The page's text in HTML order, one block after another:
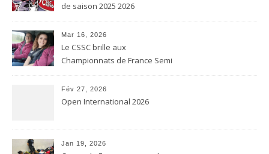
de saison 2025 2026
Mar 16, 2026
Le CSSC brille aux
Championnats de France Semi
Fév 27, 2026
Open International 2026
Jan 19, 2026